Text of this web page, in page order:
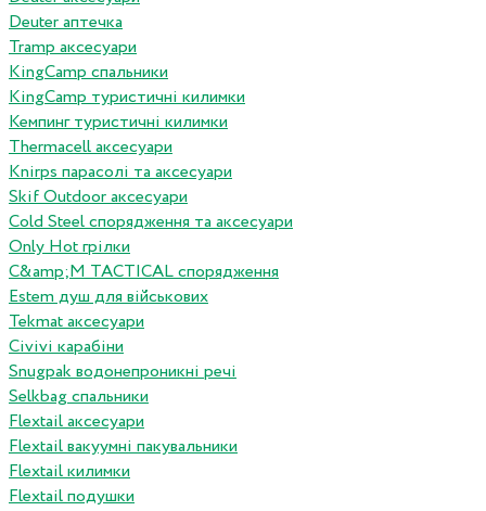
Deuter аптечка
Tramp аксесуари
KingCamp спальники
KingCamp туристичні килимки
Кемпинг туристичні килимки
Thermacell аксесуари
Knirps парасолі та аксесуари
Skif Outdoor аксесуари
Cold Steel спорядження та аксесуари
Only Hot грілки
C&amp;M TACTICAL спорядження
Estem душ для військових
Tekmat аксесуари
Сivivi карабіни
Snugpak водонепроникні речі
Selkbag спальники
Flextail аксесуари
Flextail вакуумні пакувальники
Flextail килимки
Flextail подушки